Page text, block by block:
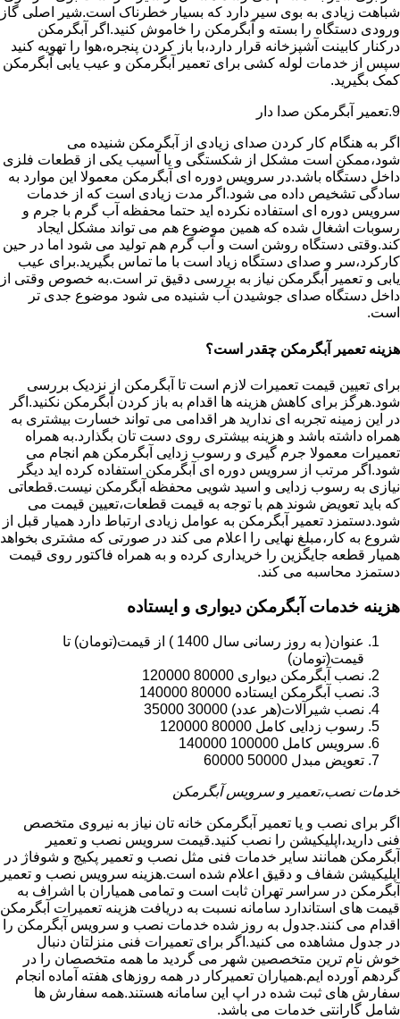
شباهت زیادی به بوی سیر دارد که بسیار خطرناک است.شیر اصلی گاز
ورودی دستگاه را بسته و آبگرمکن را خاموش کنید.اگر آبگرمکن
درکنار کابینت آشپزخانه قرار دارد،با باز کردن پنجره،هوا را تهویه کنید
سپس از خدمات لوله کشی برای تعمیر آبگرمکن و عیب یابی آبگرمکن
کمک بگیرید.
9.تعمیر آبگرمکن صدا دار
اگر به هنگام کار کردن صدای زیادی از آبگرمکن شنیده می
شود،ممکن است مشکل از شکستگی و یا آسیب یکی از قطعات فلزی
داخل دستگاه باشد.در سرویس دوره ای آبگرمکن معمولا این موارد به
سادگی تشخیص داده می شود.اگر مدت زیادی است که از خدمات
سرویس دوره ای استفاده نکرده اید حتما محفظه آب گرم با جرم و
رسوبات اشغال شده که همین موضوع هم می تواند مشکل ایجاد
کند.وقتی دستگاه روشن است و آب گرم هم تولید می شود اما در حین
کارکرد،سر و صدای دستگاه زیاد است با ما تماس بگیرید.برای عیب
یابی و تعمیر آبگرمکن نیاز به بررسی دقیق تر است.به خصوص وقتی از
داخل دستگاه صدای جوشیدن آب شنیده می شود موضوع جدی تر
است.
هزینه تعمیر آبگرمکن چقدر است؟
برای تعیین قیمت تعمیرات لازم است تا آبگرمکن از نزدیک بررسی
شود.هرگز برای کاهش هزینه ها اقدام به باز کردن آبگرمکن نکنید.اگر
در این زمینه تجربه ای ندارید هر اقدامی می تواند خسارت بیشتری به
همراه داشته باشد و هزینه بیشتری روی دست تان بگذارد.به همراه
تعمیرات معمولا جرم گیری و رسوب زدایی آبگرمکن هم انجام می
شود.اگر مرتب از سرویس دوره ای آبگرمکن استفاده کرده اید دیگر
نیازی به رسوب زدایی و اسید شویی محفظه آبگرمکن نیست.قطعاتی
که باید تعویض شوند هم با توجه به قیمت قطعات،تعیین قیمت می
شود.دستمزد تعمیر آبگرمکن به عوامل زیادی ارتباط دارد همیار قبل از
شروع به کار،مبلغ نهایی را اعلام می کند در صورتی که مشتری بخواهد
همیار قطعه جایگزین را خریداری کرده و به همراه فاکتور روی قیمت
دستمزد محاسبه می کند.
هزینه خدمات آبگرمکن دیواری و ایستاده
عنوان( به روز رسانی سال 1400 ) از قیمت(تومان) تا
قیمت(تومان)
نصب آبگرمکن دیواری 80000 120000
نصب آبگرمکن ایستاده 80000 140000
نصب شیرآلات(هر عدد) 30000 35000
رسوب زدایی کامل 80000 120000
سرویس کامل 100000 140000
تعویض مبدل 50000 60000
خدمات نصب،تعمیر و سرویس آبگرمکن
اگر برای نصب و یا تعمیر آبگرمکن خانه تان نیاز به نیروی متخصص
فنی دارید،اپلیکیشن را نصب کنید.قیمت سرویس نصب و تعمیر
آبگرمکن همانند سایر خدمات فنی مثل نصب و تعمیر پکیج و شوفاژ در
اپلیکیشن شفاف و دقیق اعلام شده است.هزینه سرویس نصب و تعمیر
آبگرمکن در سراسر تهران ثابت است و تمامی همیاران با اشراف به
قیمت های استاندارد سامانه نسبت به دریافت هزینه تعمیرات آبگرمکن
اقدام می کنند.جدول به روز شده خدمات نصب و سرویس آبگرمکن را
در جدول مشاهده می کنید.اگر برای تعمیرات فنی منزلتان دنبال
خوش نام ترین متخصصین شهر می گردید ما همه متخصصان را در
گردهم آورده ایم.همیاران تعمیرکار در همه روزهای هفته آماده انجام
سفارش های ثبت شده در اپ این سامانه هستند.همه سفارش ها
شامل گارانتی خدمات می باشد.